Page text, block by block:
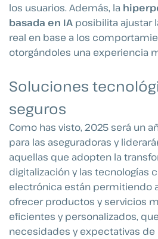
los usuarios. Además, la
basada en IA posibilita ajustar
real en base a los
otorgándoles una experiencia
Soluciones
seguros
Como has visto, 2025 será un
para las aseguradoras y
aquellas que adopten la
digitalización y las tecnologías
electrónica están permitiendo
ofrecer productos y servicios
eficientes y personalizados,
necesidades y expectativas